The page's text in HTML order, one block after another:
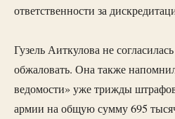
ответственности за
Гузель Аиткулова не
обжаловать. Она также
ведомости» уже трижды
армии на общую сумму 695